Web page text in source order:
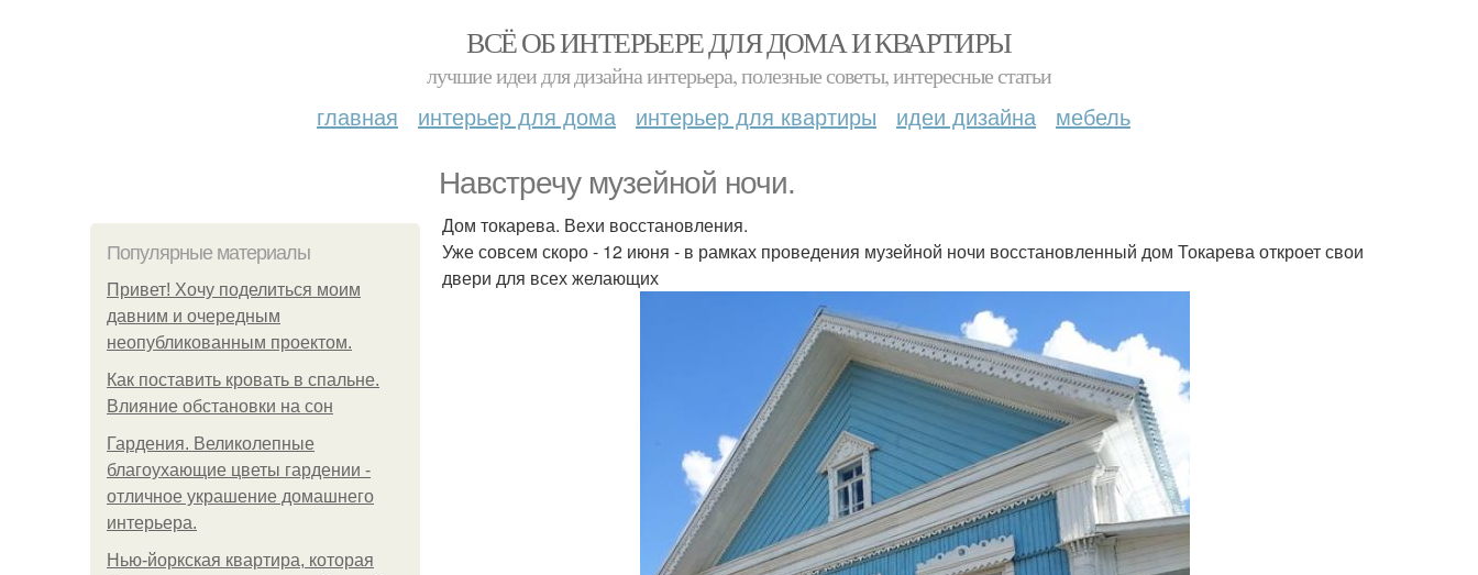
ВСЁ ОБ ИНТЕРЬЕРЕ ДЛЯ ДОМА И КВАРТИРЫ
лучшие идеи для дизайна интерьера, полезные советы, интересные статьи
главная интерьер для дома интерьер для квартиры идеи дизайна мебель
Навстречу музейной ночи.
Популярные материалы
Привет! Хочу поделиться моим
давним и очередным
неопубликованным проектом.
Как поставить кровать в спальне.
Влияние обстановки на сон
Гардения. Великолепные
благоухающие цветы гардении -
отличное украшение домашнего
интерьера.
Нью-йоркская квартира, которая
Дом токарева. Вехи восстановления.
Уже совсем скоро - 12 июня - в рамках проведения музейной ночи восстановленный дом Токарева откроет свои
двери для всех желающих